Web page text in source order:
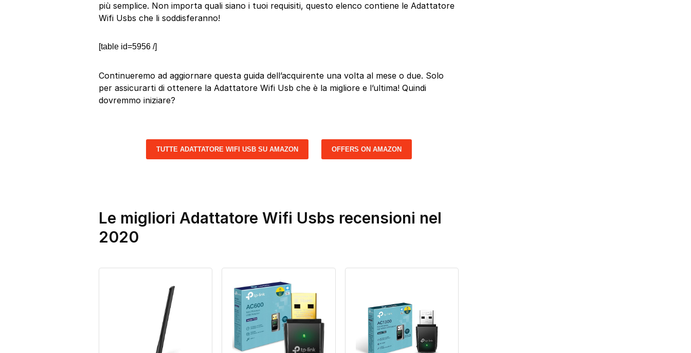
più semplice. Non importa quali siano i tuoi requisiti, questo elenco contiene le Adattatore
Wifi Usbs che li soddisferanno!
[table id=5956 /]
Continueremo ad aggiornare questa guida dell’acquirente una volta al mese o due. Solo
per assicurarti di ottenere la Adattatore Wifi Usb che è la migliore e l’ultima! Quindi
dovremmo iniziare?
TUTTE ADATTATORE WIFI USB SU AMAZON OFFERS ON AMAZON
Le migliori Adattatore Wifi Usbs recensioni nel
2020